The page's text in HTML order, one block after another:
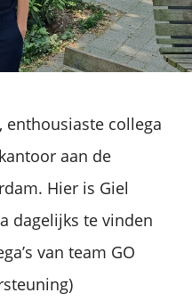
enthousiaste collega
aan de
Hier is Giel
dagelijks te vinden
van team GO